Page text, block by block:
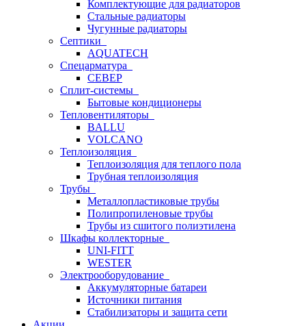
Комплектующие для радиаторов
Стальные радиаторы
Чугунные радиаторы
Септики
AQUATECH
Спецарматура
СЕВЕР
Сплит-системы
Бытовые кондиционеры
Тепловентиляторы
BALLU
VOLCANO
Теплоизоляция
Теплоизоляция для теплого пола
Трубная теплоизоляция
Трубы
Металлопластиковые трубы
Полипропиленовые трубы
Трубы из сшитого полиэтилена
Шкафы коллекторные
UNI-FITT
WESTER
Электрооборудование
Аккумуляторные батареи
Источники питания
Стабилизаторы и защита сети